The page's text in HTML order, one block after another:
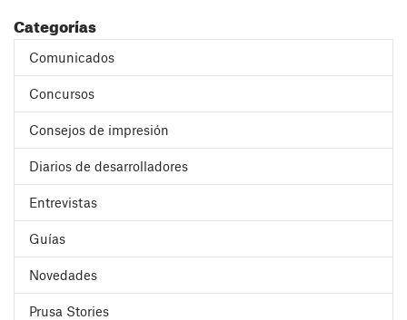
Categorías
Comunicados
Concursos
Consejos de impresión
Diarios de desarrolladores
Entrevistas
Guías
Novedades
Prusa Stories